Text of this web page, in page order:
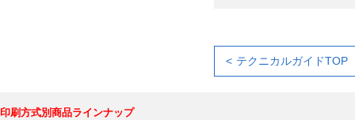
テクニカルガイドTOP
印刷方式別商品ラインナップ